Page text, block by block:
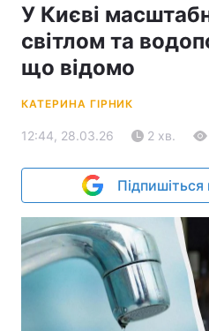
У Києві
світлом та
що відомо
КАТЕРИНА ГІРНИК
12:44, 28.03.26 2 хв.